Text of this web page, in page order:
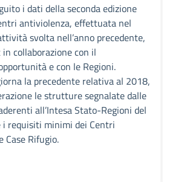
i dati della seconda edizione
antiviolenza, effettuata nel
svolta nell’anno precedente,
collaborazione con il
e con le Regioni.
la precedente relativa al 2018,
le strutture segnalate dalle
all’Intesa Stato-Regioni del
i requisiti minimi dei Centri
Case Rifugio.